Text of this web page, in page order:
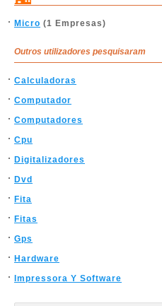
Micro (1 Empresas)
Outros utilizadores pesquisaram
Calculadoras
Computador
Computadores
Cpu
Digitalizadores
Dvd
Fita
Fitas
Gps
Hardware
Impressora Y Software